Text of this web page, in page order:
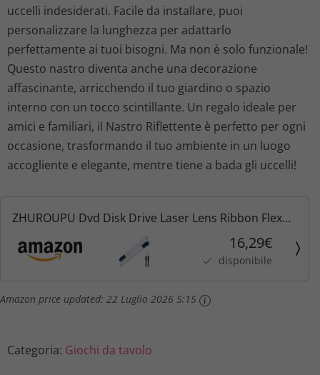
uccelli indesiderati. Facile da installare, puoi
personalizzare la lunghezza per adattarlo
perfettamente ai tuoi bisogni. Ma non è solo funzionale!
Questo nastro diventa anche una decorazione
affascinante, arricchendo il tuo giardino o spazio
interno con un tocco scintillante. Un regalo ideale per
amici e familiari, il Nastro Riflettente è perfetto per ogni
occasione, trasformando il tuo ambiente in un luogo
accogliente e elegante, mentre tiene a bada gli uccelli!
ZHUROUPU Dvd Disk Drive Laser Lens Ribbon Flex
Cavo di Ricambio per PS4 CUH-1001A CUH-1115A
480Mbps 8 Pin EPS, Cavo a Nastro Dati per KEM-
16,29€
disponibile
Amazon price updated: 22 Luglio 2026 5:15
Categoria: Giochi da tavolo